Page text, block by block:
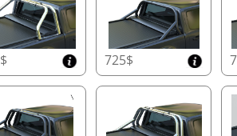
mit erstklassiger Haltbarkeit,
und unschlagbarer Sicherheit. Das
Roll+ ist nicht nur eine Abdeckung – es
725$